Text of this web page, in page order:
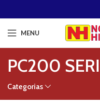
MENU
PC200
Categorias